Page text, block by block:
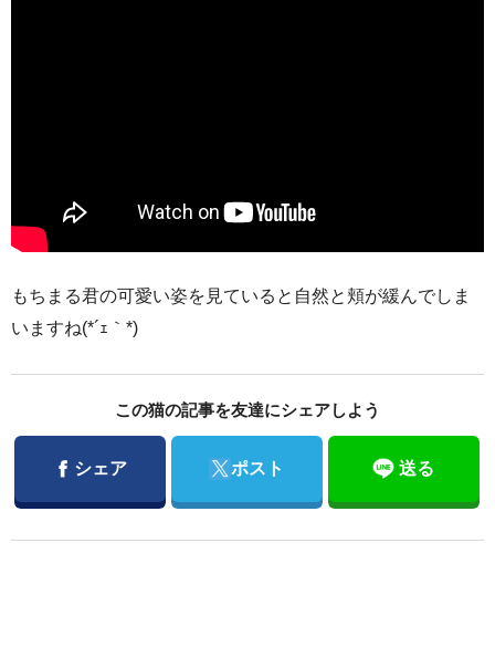
もちまる君の可愛い姿を見ていると自然と頬が緩んでしま
いますね(*´ｪ｀*)
この猫の記事を友達にシェアしよう
Facebook
シェア Twitter
ポスト 送る